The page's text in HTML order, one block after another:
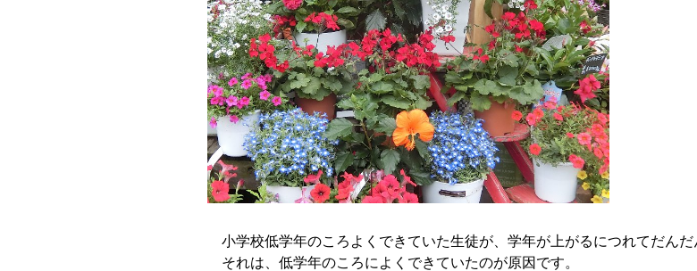
小学校低学年のころよくできていた生徒が、学年が上がるにつれてだんだ
それは、低学年のころによくできていたのが原因です。